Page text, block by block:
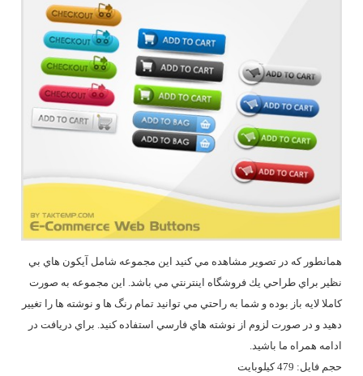
همانطور كه در تصوير مشاهده مي كنيد اين مجموعه شامل آيكون هاي بي
نظير براي طراحي يك فروشگاه اينترنتي مي باشد. اين مجموعه به صورت
كاملا لايه باز بوده و شما به راحتي مي توانيد تمام رنگ ها و نوشته ها را تغيير
دهيد و در صورت لزوم از نوشته هاي فارسي استفاده كنيد. براي دريافت در
ادامه همراه ما باشيد.
حجم فايل: 479 كيلوبايت